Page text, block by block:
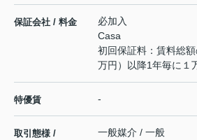
保証会社 / 料金
必加入
Casa
初回保証料：賃料総
万円）以降1年毎に１
特優賃 -
取引態様 /
一般媒介 / 一般